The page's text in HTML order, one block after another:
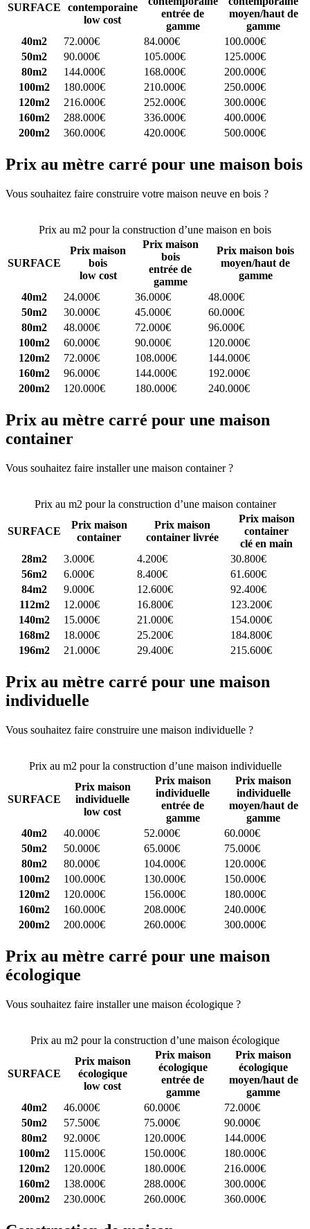
SURFACE
contemporaine
low cost
entrée de
gamme
moyen/haut de
gamme
40m2
72.000€ 84.000€
100.000€
50m2
90.000€ 105.000€
125.000€
80m2
144.000€ 168.000€
200.000€
100m2
180.000€ 210.000€
250.000€
120m2
216.000€ 252.000€
300.000€
160m2
288.000€ 336.000€
400.000€
200m2
360.000€ 420.000€ 500.000€
Prix au mètre carré pour une maison bois
Vous souhaitez faire construire votre maison neuve en bois ?
Prix au m2 pour la construction d’une maison en bois
SURFACE
Prix maison
bois
low cost
Prix maison
bois
entrée de
gamme
Prix maison bois
moyen/haut de
gamme
40m2
24.000€ 36.000€
48.000€
50m2
30.000€ 45.000€
60.000€
80m2
48.000€ 72.000€
96.000€
100m2
60.000€ 90.000€
120.000€
120m2
72.000€ 108.000€
144.000€
160m2
96.000€ 144.000€
192.000€
200m2
120.000€ 180.000€ 240.000€
Prix au mètre carré pour une maison
container
Vous souhaitez faire installer une maison container ?
Prix au m2 pour la construction d’une maison container
SURFACE
Prix maison
container
Prix maison
container livrée
Prix maison
container
clé en main
28m2
3.000€ 4.200€
30.800€
56m2
6.000€ 8.400€
61.600€
84m2
9.000€ 12.600€
92.400€
112m2
12.000€ 16.800€
123.200€
140m2
15.000€ 21.000€
154.000€
168m2
18.000€ 25.200€
184.800€
196m2
21.000€ 29.400€ 215.600€
Prix au mètre carré pour une maison
individuelle
Vous souhaitez faire construire une maison individuelle ?
Prix au m2 pour la construction d’une maison individuelle
SURFACE
Prix maison
individuelle
low cost
Prix maison
individuelle
entrée de
gamme
Prix maison
individuelle
moyen/haut de
gamme
40m2
40.000€ 52.000€
60.000€
50m2
50.000€ 65.000€
75.000€
80m2
80.000€ 104.000€
120.000€
100m2
100.000€ 130.000€
150.000€
120m2
120.000€ 156.000€
180.000€
160m2
160.000€ 208.000€
240.000€
200m2
200.000€ 260.000€ 300.000€
Prix au mètre carré pour une maison
écologique
Vous souhaitez faire installer une maison écologique ?
Prix au m2 pour la construction d’une maison écologique
SURFACE
Prix maison
écologique
low cost
Prix maison
écologique
entrée de
gamme
Prix maison
écologique
moyen/haut de
gamme
40m2
46.000€ 60.000€
72.000€
50m2
57.500€ 75.000€
90.000€
80m2
92.000€ 120.000€
144.000€
100m2
115.000€ 150.000€
180.000€
120m2
120.000€ 180.000€
216.000€
160m2
138.000€ 288.000€
300.000€
200m2
230.000€ 260.000€ 360.000€